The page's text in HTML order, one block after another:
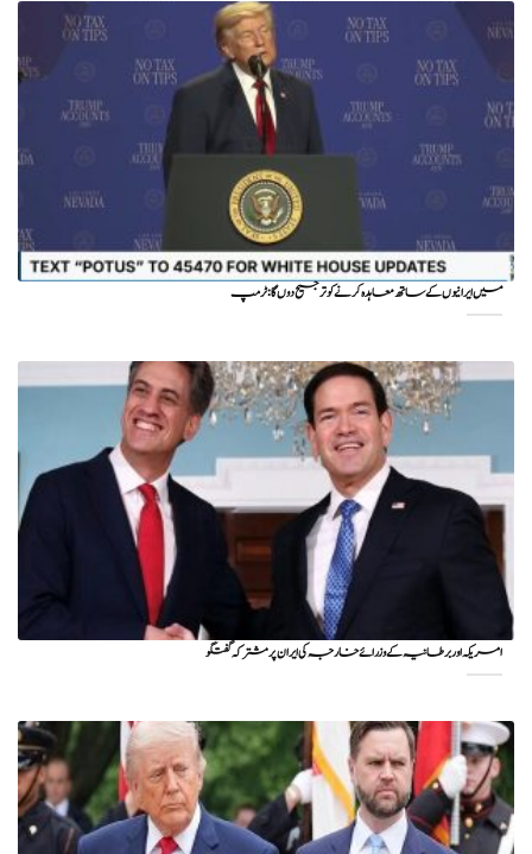
میں ایرانیوں کے ساتھ معاہدہ کرنے کو ترجیح دوں گا : ٹرمپ
امریکہ اور برطانیہ کے وزرائے خارجہ کی ایران پر مشترکہ گفتگو